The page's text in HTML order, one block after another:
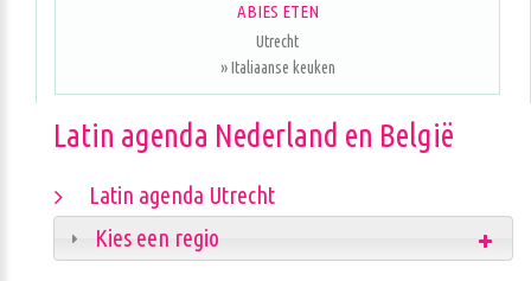
ABIES ETEN
Utrecht
» Italiaanse keuken
Latin agenda Nederland en België
Latin agenda Utrecht
Kies een regio